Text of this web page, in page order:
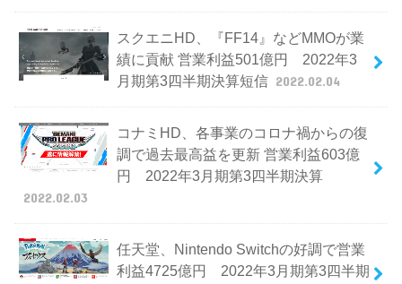
スクエニHD、『FF14』などMMOが業
績に貢献 営業利益501億円 2022年3
月期第3四半期決算短信 2022.02.04
コナミHD、各事業のコロナ禍からの復
調で過去最高益を更新 営業利益603億
円 2022年3月期第3四半期決算
2022.02.03
任天堂、Nintendo Switchの好調で営業
利益4725億円 2022年3月期第3四半期